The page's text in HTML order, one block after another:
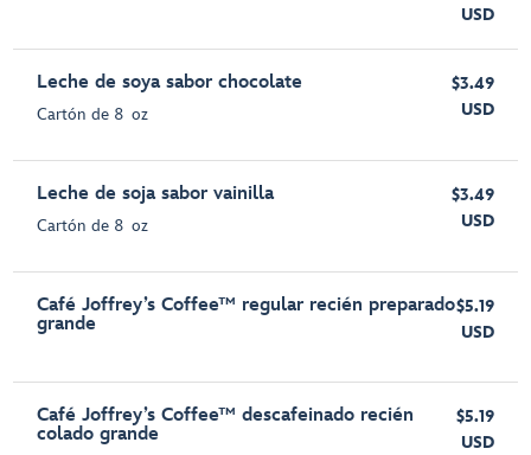
USD
Leche de soya sabor chocolate
Cartón de 8 oz
$3.49
USD
Leche de soja sabor vainilla
Cartón de 8 oz
$3.49
USD
Café Joffrey’s Coffee™ regular recién preparado
grande
$5.19
USD
Café Joffrey’s Coffee™ descafeinado recién
colado grande
$5.19
USD